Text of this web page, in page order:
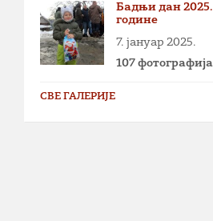
Бадњи дан 2025.
године
7. јануар 2025.
107 фотографија
СВЕ ГАЛЕРИЈЕ